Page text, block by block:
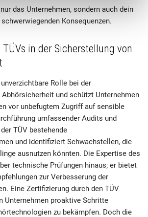
das Unternehmen, sondern auch dein
Konsequenzen.
TÜVs in der Sicherstellung von
Rolle bei der
und schützt Unternehmen
vor unbefugtem Zugriff auf sensible
umfassender Audits und
TÜV bestehende
und identifiziert Schwachstellen, die
ausnutzen könnten. Die Expertise des
technische Prüfungen hinaus; er bietet
zur Verbesserung der
Eine Zertifizierung durch den TÜV
Unternehmen proaktive Schritte
zu bekämpfen. Doch die